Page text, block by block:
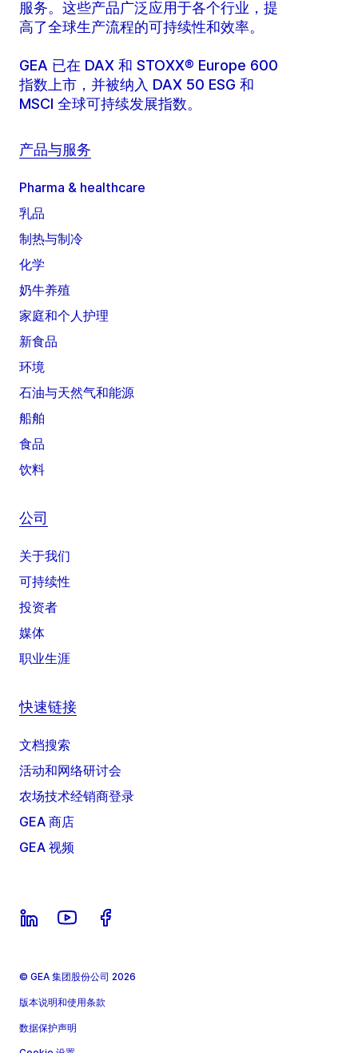
服务。这些产品广泛应用于各个行业，提
高了全球生产流程的可持续性和效率。
GEA 已在 DAX 和 STOXX® Europe 600
指数上市，并被纳入 DAX 50 ESG 和
MSCI 全球可持续发展指数。
产品与服务
Pharma & healthcare
乳品
制热与制冷
化学
奶牛养殖
家庭和个人护理
新食品
环境
石油与天然气和能源
船舶
食品
饮料
公司
关于我们
可持续性
投资者
媒体
职业生涯
快速链接
文档搜索
活动和网络研讨会
农场技术经销商登录
GEA 商店
GEA 视频
© GEA 集团股份公司 2026
版本说明和使用条款
数据保护声明